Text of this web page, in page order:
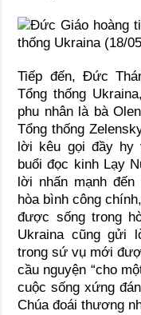
Tiếp đến, Đức
Tổng thống
phu nhân là bà
Tổng thống
lời kêu gọi đầy hy
buổi đọc kinh Lạy
lời nhấn mạnh
hòa bình công
được sống trong
Ukraina cũng gửi
trong sứ vụ mới
cầu nguyện “cho
cuộc sống xứng
Chúa đoái thương